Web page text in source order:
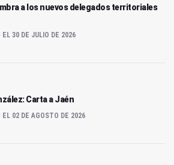
a los nuevos delegados territoriales
EL 30 DE JULIO DE 2026
Carta a Jaén
EL 02 DE AGOSTO DE 2026